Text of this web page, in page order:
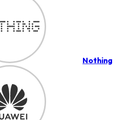
Nothing